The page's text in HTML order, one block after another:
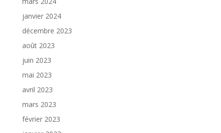
janvier 2024
décembre 2023
août 2023
juin 2023
mai 2023
avril 2023
mars 2023
février 2023